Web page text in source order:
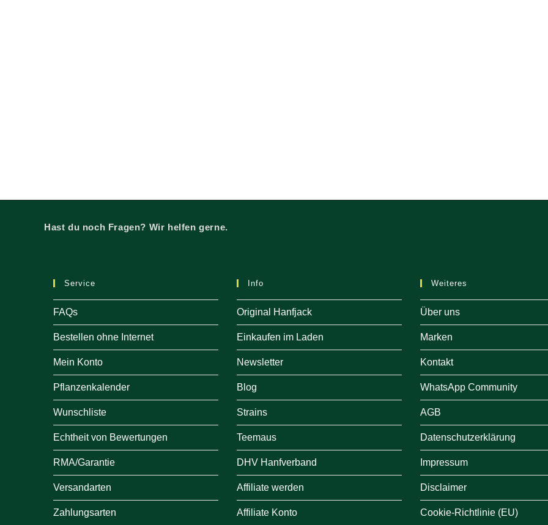
Hast du noch Fragen? Wir helfen gerne.
Service
FAQs
Bestellen ohne Internet
Mein Konto
Pflanzenkalender
Wunschliste
Echtheit von Bewertungen
RMA/Garantie
Versandarten
Zahlungsarten
Info
Original Hanfjack
Einkaufen im Laden
Newsletter
Blog
Strains
Teemaus
DHV Hanfverband
Affiliate werden
Affiliate Konto
Weiteres
Über uns
Marken
Kontakt
WhatsApp Community
AGB
Datenschutzerklärung
Impressum
Disclaimer
Cookie-Richtlinie (EU)